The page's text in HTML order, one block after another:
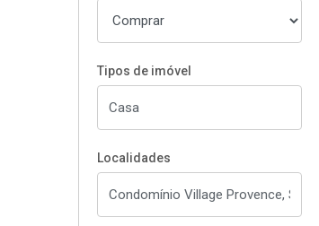
Tipos de imóvel
Localidades